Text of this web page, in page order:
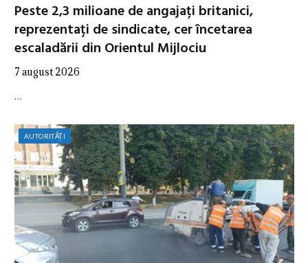
Peste 2,3 milioane de angajați britanici,
reprezentați de sindicate, cer încetarea
escaladării din Orientul Mijlociu
7 august 2026
…
AUTORITĂȚI